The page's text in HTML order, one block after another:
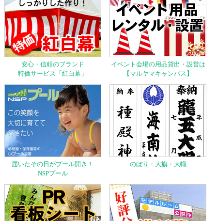
安心・信頼のブランド
特価サービス「紅白幕」
イベント会場の用品貸出・設営は
【マルヤマキャンバス】
届いたその日がプール開き！
NSPプール
のぼり・大旗・大幟